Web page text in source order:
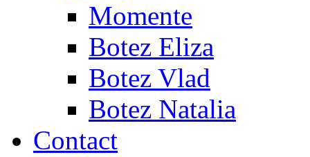
Momente
Botez Eliza
Botez Vlad
Botez Natalia
Contact